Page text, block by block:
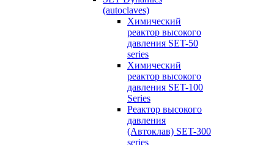
(autoclaves)
Химический
реактор высокого
давления SET-50
series
Химический
реактор высокого
давления SET-100
Series
Реактор высокого
давления
(Автоклав) SET-300
series